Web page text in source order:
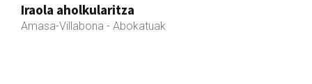
Arindu fisioterapia eta osteopatia
Amasa-Villabona - Fisioterapia